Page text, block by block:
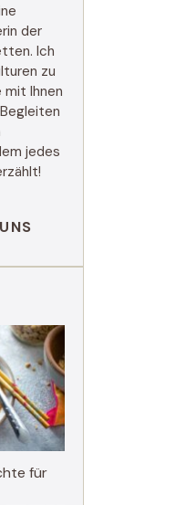
der
Ich
zu
Ihnen
jedes
für